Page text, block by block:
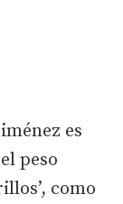
es
peso
como